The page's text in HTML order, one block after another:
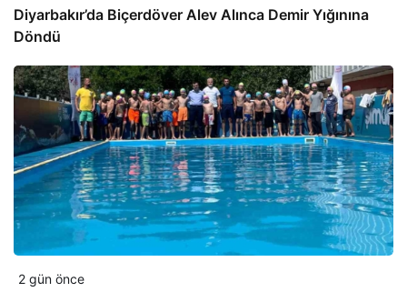
Diyarbakır’da Biçerdöver Alev Alınca Demir Yığınına
Döndü
2 gün önce